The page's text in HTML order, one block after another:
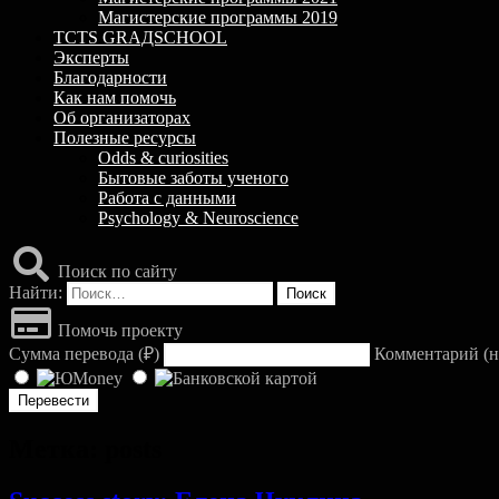
Магистерские программы 2019
TCTS GRАДSCHOOL
Эксперты
Благодарности
Как нам помочь
Об организаторах
Полезные ресурсы
Odds & curiosities
Бытовые заботы ученого
Работа с данными
Psychology & Neuroscience
Поиск по сайту
Найти:
Помочь проекту
Сумма перевода (₽) Комментарий